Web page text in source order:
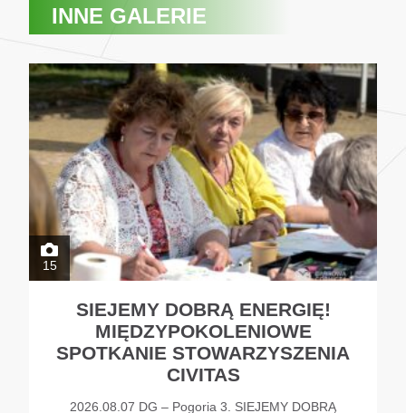
INNE GALERIE
15
SIEJEMY DOBRĄ ENERGIĘ!
MIĘDZYPOKOLENIOWE
SPOTKANIE STOWARZYSZENIA
CIVITAS
2026.08.07 DG – Pogoria 3. SIEJEMY DOBRĄ